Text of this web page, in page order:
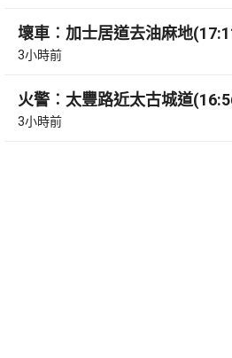
壞車︰加士居道去油麻地
3小時前
火警︰太豐路近太古城道
3小時前